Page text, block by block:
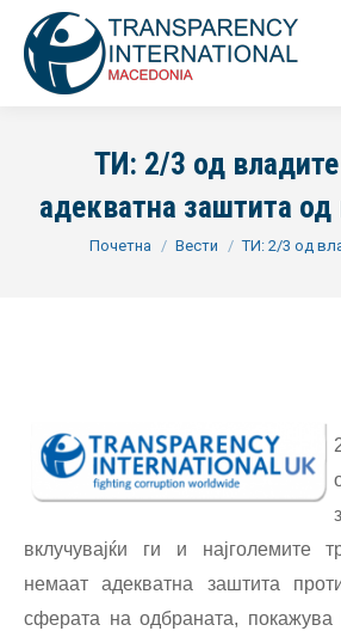
ТИ: 2/3 од
адекватна заштита од
You are here:
Почетна Вести ТИ: 2/3 од
вклучувајќи ги и најголемите
немаат адекватна заштита
сферата на одбраната, покажува